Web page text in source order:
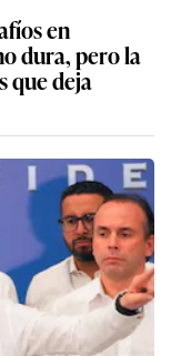
en
dura, pero la
que deja